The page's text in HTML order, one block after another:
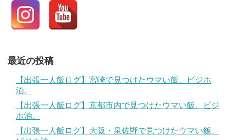
最近の投稿
【出張一人飯ログ】宮崎で見つけたウマい飯、ビジホ
泊。
【出張一人飯ログ】京都市内で見つけたウマい飯、ビジ
ホ泊。
【出張一人飯ログ】大阪・泉佐野で見つけたウマい飯、